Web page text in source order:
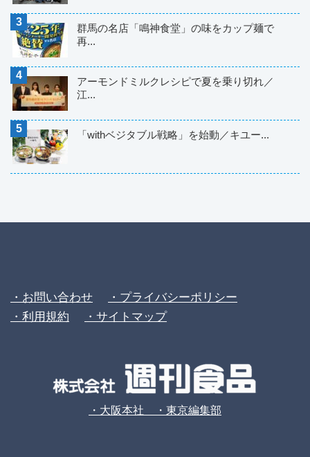
群馬の名店「鳴神食堂」の味をカップ麺で
再...
アーモンドミルクレシピで夏を乗り切れ／
江...
「withベジタブル戦略」を始動／キユー...
・お問い合わせ
・プライバシーポリシー
・利用規約
・サイトマップ
・大阪本社 ・東京編集部